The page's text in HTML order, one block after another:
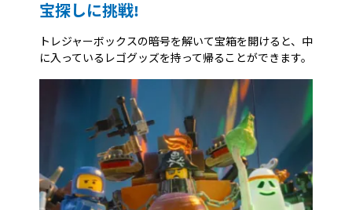
宝探しに挑戦!
トレジャーボックスの暗号を解いて宝箱を開けると、中
に入っているレゴグッズを持って帰ることができます。